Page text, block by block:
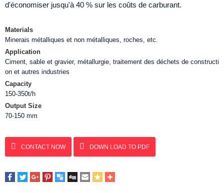
d'économiser jusqu'à 40 % sur les coûts de carburant.
Materials
Minerais métalliques et non métalliques, roches, etc.
Application
Ciment, sable et gravier, métallurgie, traitement des déchets de constructi
on et autres industries
Capacity
150-350t/h
Output Size
70-150 mm
CONTACT NOW DOWN LOAD TO PDF